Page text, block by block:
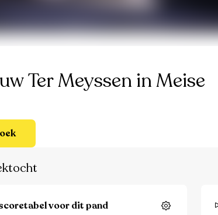
Ter Meyssen in Meise
voor dit pand Instellingen